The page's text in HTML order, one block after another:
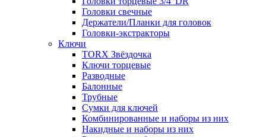
Головки свечные
Держатели/Планки для головок
Головки-экстракторы
Ключи
TORX Звёздочка
Ключи торцевые
Разводные
Балонные
Трубные
Сумки для ключей
Комбинированные и наборы из них
Накидные и наборы из них